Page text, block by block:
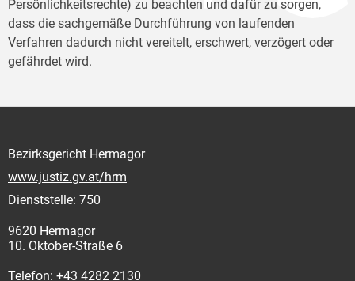
Persönlichkeitsrechte) zu beachten und dafür zu sorgen,
dass die sachgemäße Durchführung von laufenden
Verfahren dadurch nicht vereitelt, erschwert, verzögert oder
gefährdet wird.
Bezirksgericht Hermagor
www.justiz.gv.at/hrm
Dienststelle: 750
9620 Hermagor
10. Oktober-Straße 6
Telefon: +43 4282 2130